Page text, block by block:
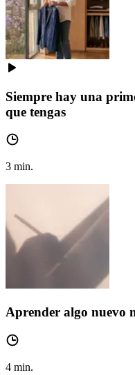
Siempre hay una
que tengas
3 min.
Aprender algo nuevo
4 min.